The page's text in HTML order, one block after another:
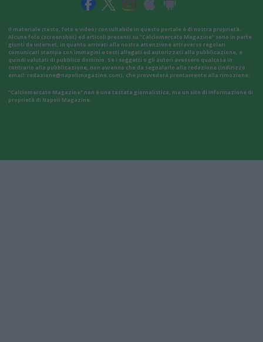
Il materiale (testo, foto e video) consultabile in questo portale è di nostra proprietà.
Alcune foto (screenshot) ed articoli presenti su "Calciomercato Magazine" sono in parte
giunti da internet, in quanto arrivati alla nostra attenzione attraverso regolari
comunicati stampa con immagini e testi allegati ed autorizzati alla pubblicazione, e
quindi valutati di pubblico dominio. Se i soggetti o gli autori avessero qualcosa in
contrario alla pubblicazione, non avranno che da segnalarlo alla redazione (indirizzo
email: redazione@napolimagazine.com), che provvederà prontamente alla rimozione.
"Calciomercato Magazine" non è una testata giornalistica, ma un sito di informazione di
proprietà di Napoli Magazine.